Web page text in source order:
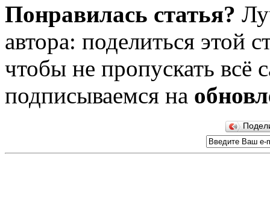
Понравилась статья?
автора: поделиться этой
чтобы не пропускать всё
подписываемся на